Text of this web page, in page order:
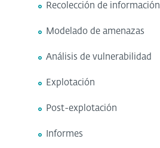
Recolección de información
Modelado de amenazas
Análisis de vulnerabilidad
Explotación
Post-explotación
Informes